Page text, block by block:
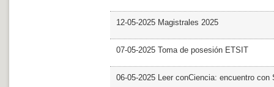
12-05-2025 Magistrales 2025
07-05-2025 Toma de posesión ETSIT
06-05-2025 Leer conCiencia: encuentro con